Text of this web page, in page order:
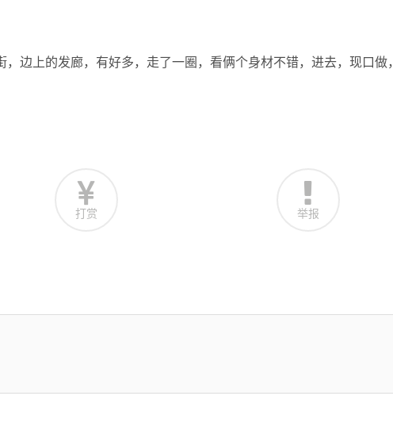
边上的发廊，有好多，走了一圈，看俩个身材不错，进去，现口做，
打赏 举报